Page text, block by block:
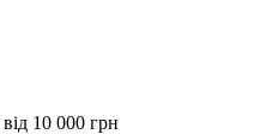
10 000 грн